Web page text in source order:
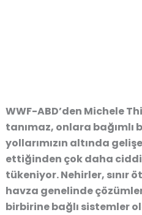
WWF-ABD’den Michele
tanımaz, onlara bağımlı
yollarımızın altında
ettiğinden çok daha ciddi
tükeniyor. Nehirler, sınır
havza genelinde
birbirine bağlı sistemler